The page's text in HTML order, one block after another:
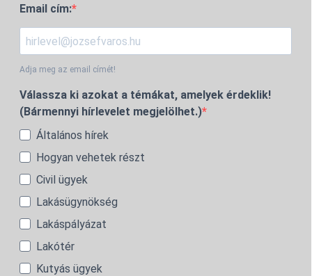
Email cím:
Adja meg az email címét!
Válassza ki azokat a témákat, amelyek érdeklik!
(Bármennyi hírlevelet megjelölhet.)
Általános hírek
Hogyan vehetek részt
Civil ügyek
Lakásügynökség
Lakáspályázat
Lakótér
Kutyás ügyek